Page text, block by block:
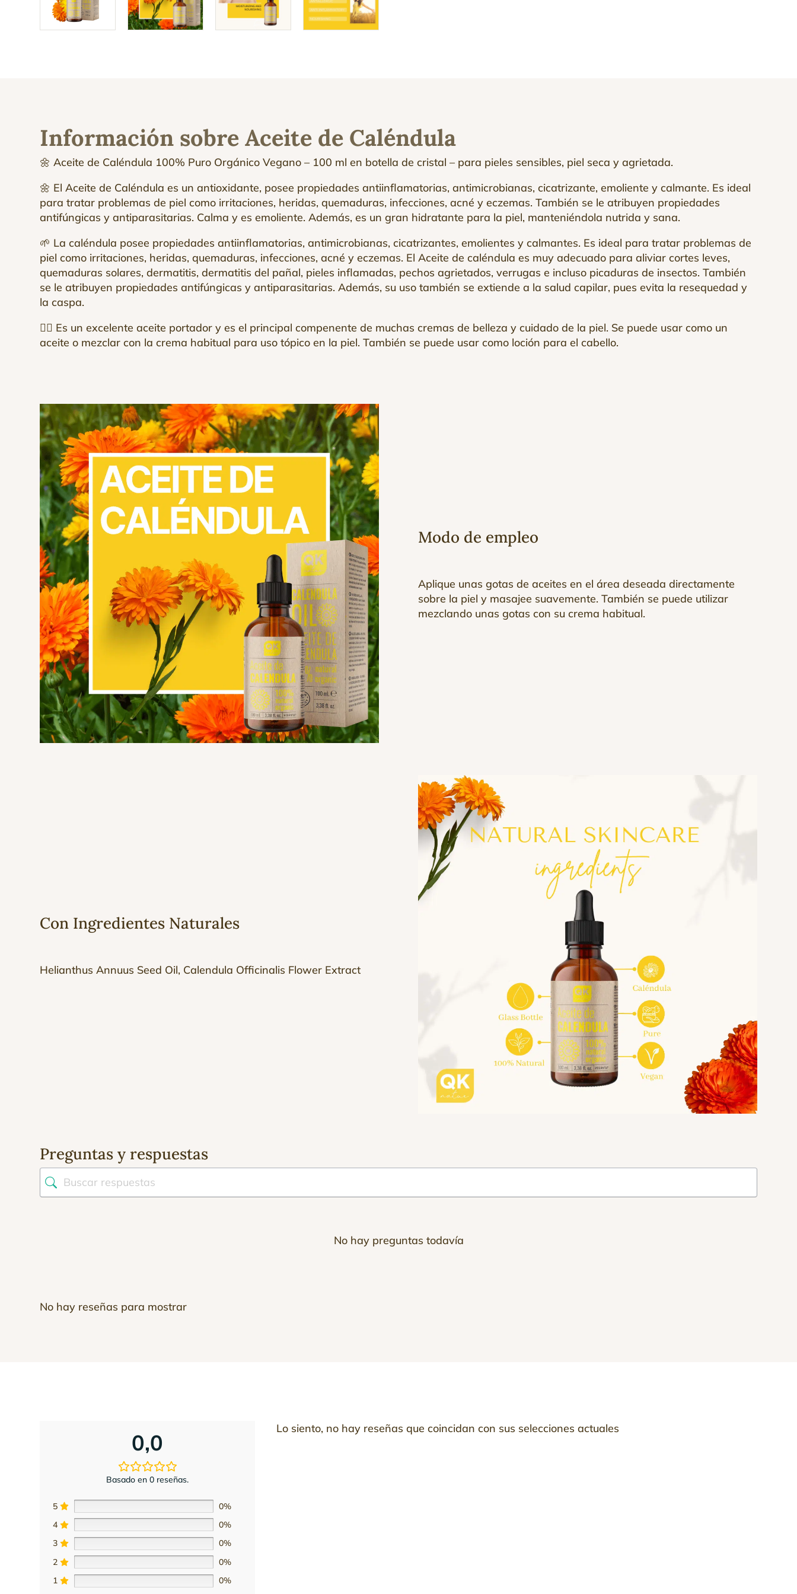
Información sobre Aceite de Caléndula
🌼 Aceite de Caléndula 100% Puro Orgánico Vegano – 100 ml en botella de cristal – para pieles sensibles, piel seca y agrietada.
🌼 El Aceite de Caléndula es un antioxidante, posee propiedades antiinflamatorias, antimicrobianas, cicatrizante, emoliente y calmante. Es ideal
para tratar problemas de piel como irritaciones, heridas, quemaduras, infecciones, acné y eczemas. También se le atribuyen propiedades
antifúngicas y antiparasitarias. Calma y es emoliente. Además, es un gran hidratante para la piel, manteniéndola nutrida y sana.
🌱 La caléndula posee propiedades antiinflamatorias, antimicrobianas, cicatrizantes, emolientes y calmantes. Es ideal para tratar problemas de
piel como irritaciones, heridas, quemaduras, infecciones, acné y eczemas. El Aceite de caléndula es muy adecuado para aliviar cortes leves,
quemaduras solares, dermatitis, dermatitis del pañal, pieles inflamadas, pechos agrietados, verrugas e incluso picaduras de insectos. También
se le atribuyen propiedades antifúngicas y antiparasitarias. Además, su uso también se extiende a la salud capilar, pues evita la resequedad y
la caspa.
👌🏻 Es un excelente aceite portador y es el principal compenente de muchas cremas de belleza y cuidado de la piel. Se puede usar como un
aceite o mezclar con la crema habitual para uso tópico en la piel. También se puede usar como loción para el cabello.
Modo de empleo
Aplique unas gotas de aceites en el área deseada directamente
sobre la piel y masajee suavemente. También se puede utilizar
mezclando unas gotas con su crema habitual.
Con Ingredientes Naturales
Helianthus Annuus Seed Oil, Calendula Officinalis Flower Extract
Preguntas y respuestas
No hay preguntas todavía
No hay reseñas para mostrar
0,0
Basado en 0 reseñas.
5
0%
4
0%
3
0%
2
0%
1
0%
Lo siento, no hay reseñas que coincidan con sus selecciones actuales